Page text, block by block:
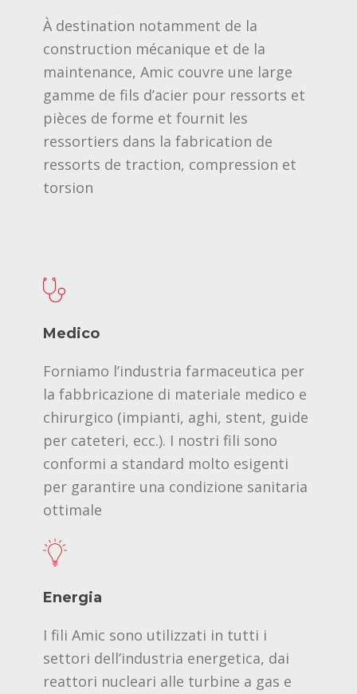
À destination notamment de la
construction mécanique et de la
maintenance, Amic couvre une large
gamme de fils d’acier pour ressorts et
pièces de forme et fournit les
ressortiers dans la fabrication de
ressorts de traction, compression et
torsion
Medico
Forniamo l’industria farmaceutica per
la fabbricazione di materiale medico e
chirurgico (impianti, aghi, stent, guide
per cateteri, ecc.). I nostri fili sono
conformi a standard molto esigenti
per garantire una condizione sanitaria
ottimale
Energia
I fili Amic sono utilizzati in tutti i
settori dell’industria energetica, dai
reattori nucleari alle turbine a gas e